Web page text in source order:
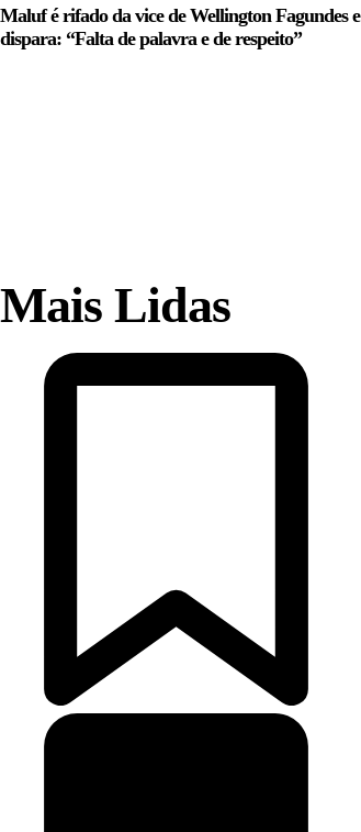
Maluf é rifado da vice de Wellington Fagundes e
dispara: “Falta de palavra e de respeito”
Mais Lidas